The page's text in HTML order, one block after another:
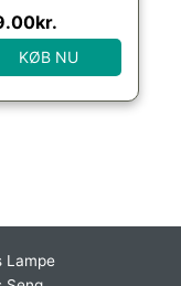
kr.
KØB NU
Lampe